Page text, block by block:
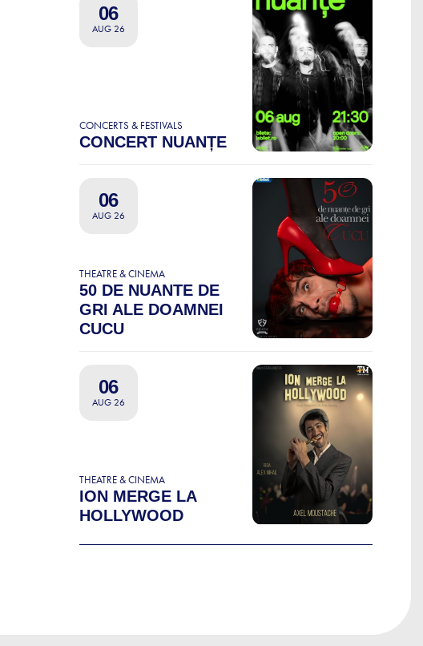
06
AUG 26
CONCERTS & FESTIVALS
CONCERT NUANȚE
06
AUG 26
THEATRE & CINEMA
50 DE NUANTE DE
GRI ALE DOAMNEI
CUCU
06
AUG 26
THEATRE & CINEMA
ION MERGE LA
HOLLYWOOD